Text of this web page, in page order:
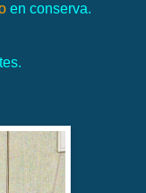
en conserva.